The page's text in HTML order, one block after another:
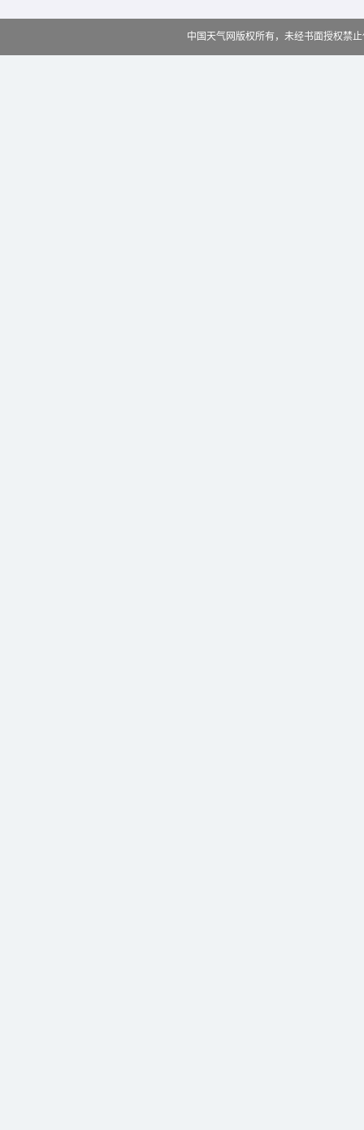
中国天气网版权所有，未经书面授权